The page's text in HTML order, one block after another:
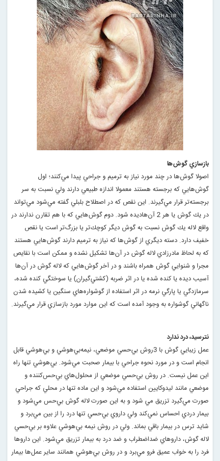
بازسازي گوش‌ها
اصولا گوش‌ها در چند مورد نياز به ترميم و جراحي پيدا مي‌كنند؛ اول
گوش‌هايي كه برجسته هستند معمولا اندازه طبيعي دارند ولي نسبت به سر
برجسته‌تر قرار مي‌گيرند. اين نقص كه در اصطلاح بلبلي گفته مي‌شود مي‌تواند
در يك گوش يا هر 2 آن‌هاديده شود. دوم گوش‌هايي كه با هم تقارن ندارند در
واقع لاله يك گوش نسبت به گوش ديگر كوچك‌تر يا بزرگ‌تر است يا نقص
خفيف دارد. دسته ديگري از گوش‌ها كه نياز به ترميم دارند گوش‌هايي هستند
كه به لحاظ مادرزادي لاله گوش در آن‌ها تشكيل نشده و ممكن است با نقايص
مجرا و شنوايي گوش همراه باشند و در آخر گوش‌هايي كه لاله گوش در آن‌ها
آسيب ديده يا كنده شده يا در اثر ضربه (كشتي‌گيران) يا سوختگي كنده شده،
سرمازدگي يا پارگي نرمه در اثر استفاده از گوشواره‌هاي سنگين يا كشيده شدن
ناگهاني گوشواره به وجود آمده است كه اين موارد مورد بازسازي قرار مي‌گيرند.
نترسيد، درد ندارد
عمل زيبايي گوش با 3روش بي‌حسي موضعي، نيمه‌بي‌هوشي و بي‌هوشي قابل
انجام است و در مورد نحوه جراحي با بيمار صحبت مي‌شود. بي‌هوشي تنها راه
اين عمل نيست. در روش بي‌حسي موضعي از محلول‌هاي بي‌حس‌كننده و
موضعي مانند ليدوكايين استفاده مي‌‌شود و اين ماده تنها در محلي كه جراحي
صورت مي‌گيرد تزريق مي شود و به اين صورت لاله گوش بي‌حس مي‌شود و
بيمار دردي احساس نمي‌كند ولي داروي بي‌حسي تنها درد را از بين مي‌برد و
شايد ترس در بيمار باقي بماند. ولي در روش نيمه بي‌هوشي علاوه بر بي‌حسي
لاله گوش، داروهاي ضداضطراب و ضد درد به بيمار تزريق مي‌شود. اين داروها
فرد را به خواب عميق فرو مي‌برد و در روش بي‌هوشي همانند ساير عمل‌ها بيمار